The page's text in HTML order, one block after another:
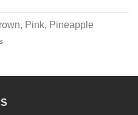
Pink, Pineapple